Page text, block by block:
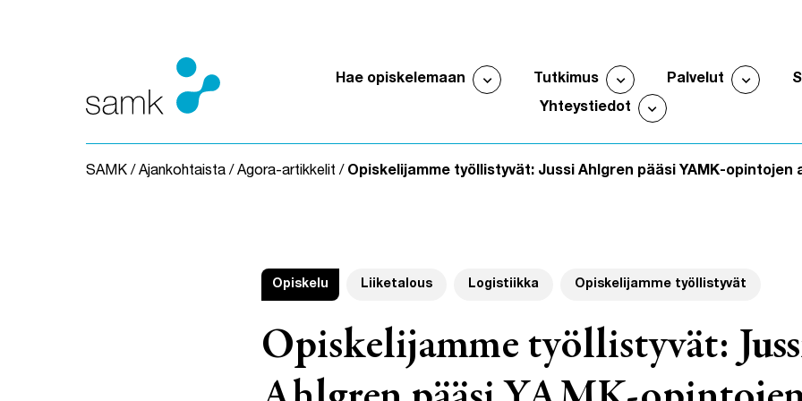
Hae opiskelemaan
Avaa alavalikko
expand_more Tutkimus
Avaa alavalikko
expand_more Palvelut
Avaa
expand_more
Yhteystiedot
Avaa alavalikko
expand_more
SAMK / Ajankohtaista / Agora-artikkelit / Opiskelijamme työllistyvät: Jussi Ahlgren pääsi YAMK-opintojen
Opiskelu Liiketalous Logistiikka Opiskelijamme työllistyvät
Opiskelijamme työllistyvät: